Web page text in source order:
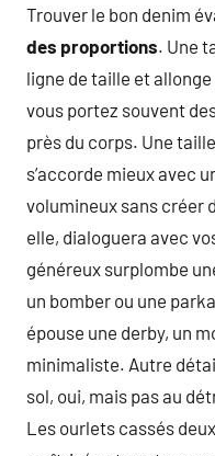
Trouver le bon denim
des proportions. Une
ligne de taille et
vous portez souvent
près du corps. Une
s’accorde mieux avec
volumineux sans créer
elle, dialoguera avec
généreux surplombe
un bomber ou une
épouse une derby, un
minimaliste. Autre
sol, oui, mais pas au
Les ourlets cassés